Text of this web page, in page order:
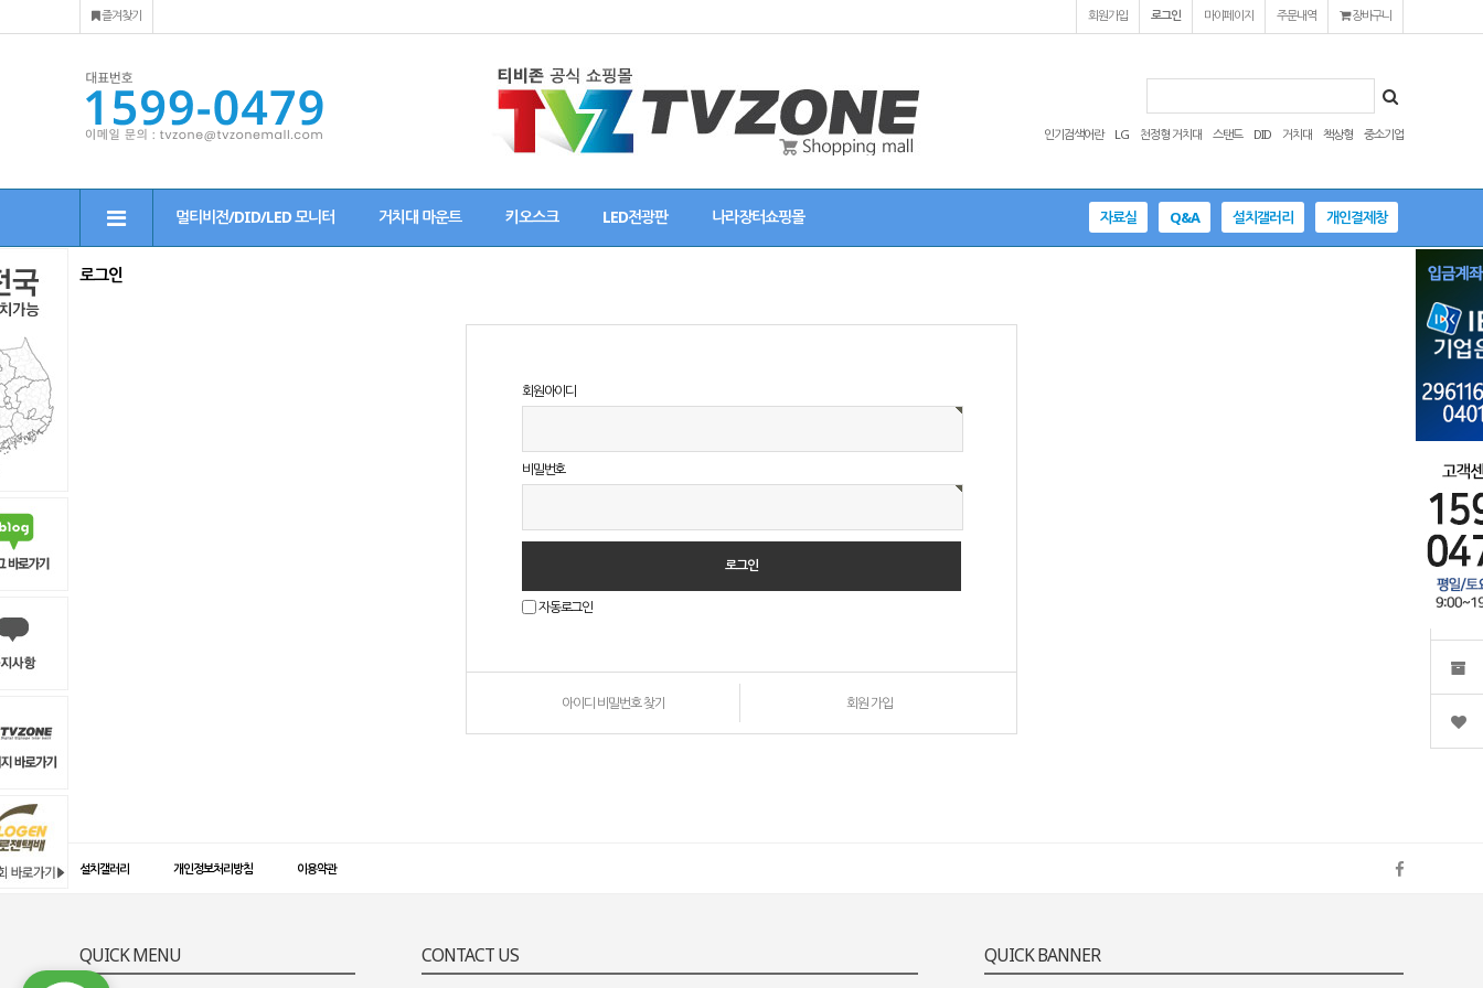
회원가입 로그인 마이페이지 주문내역 장바구니
즐겨찾기
인기검색어란 LG 천정형 거치대 스탠드 DID 거치대 책상형 중소기업
멀티비전/DID/LED 모니터 거치대 마운트 키오스크 LED전광판 나라장터쇼핑몰 자료실 Q&A 설치갤러리 개인결제창
로그인
회원아이디
비밀번호
자동로그인
로
아이디 비밀번호 찾기 회원 가입
설치갤러리 개인정보처리방침 이용약관
QUICK MENU CONTACT US QUICK BANNER